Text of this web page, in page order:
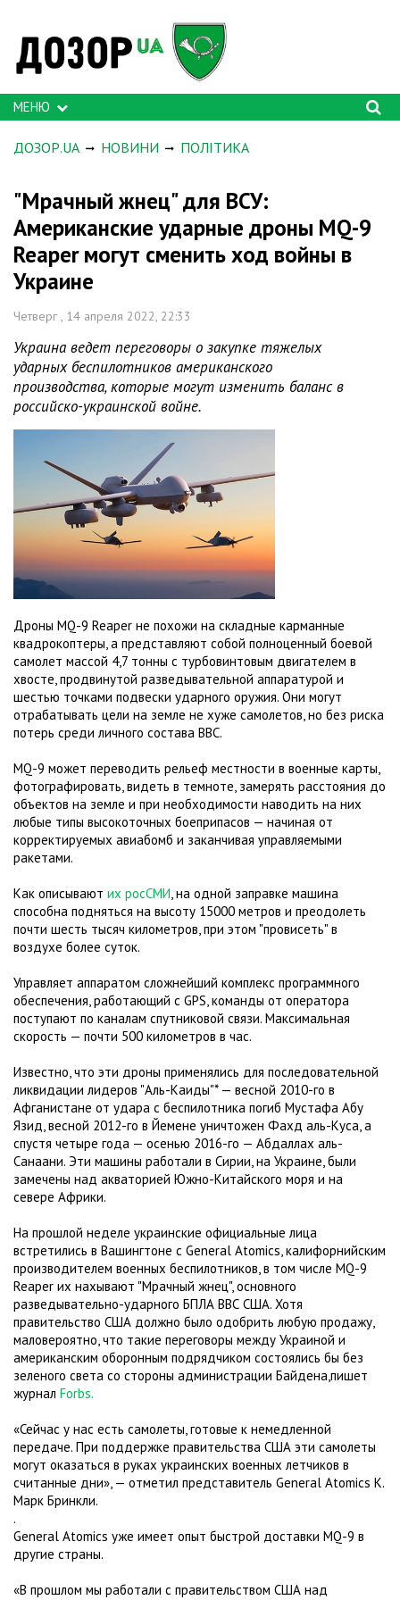
МЕНЮ
ДОЗОР.UA НОВИНИ ПОЛІТИКА
"Мрачный жнец" для ВСУ:
Американские ударные дроны MQ-9
Reaper могут сменить ход войны в
Украине
Четверг , 14 апреля 2022, 22:33
Украина ведет переговоры о закупке тяжелых
ударных беспилотников американского
производства, которые могут изменить баланс в
российско-украинской войне.
Дроны MQ-9 Reaper не похожи на складные карманные
квадрокоптеры, а представляют собой полноценный боевой
самолет массой 4,7 тонны с турбовинтовым двигателем в
хвосте, продвинутой разведывательной аппаратурой и
шестью точками подвески ударного оружия. Они могут
отрабатывать цели на земле не хуже самолетов, но без риска
потерь среди личного состава ВВС.
MQ-9 может переводить рельеф местности в военные карты,
фотографировать, видеть в темноте, замерять расстояния до
объектов на земле и при необходимости наводить на них
любые типы высокоточных боеприпасов — начиная от
корректируемых авиабомб и заканчивая управляемыми
ракетами.
Как описывают их росСМИ, на одной заправке машина
способна подняться на высоту 15000 метров и преодолеть
почти шесть тысяч километров, при этом "провисеть" в
воздухе более суток.
Управляет аппаратом сложнейший комплекс программного
обеспечения, работающий с GPS, команды от оператора
поступают по каналам спутниковой связи. Максимальная
скорость — почти 500 километров в час.
Известно, что эти дроны применялись для последовательной
ликвидации лидеров "Аль-Каиды"* — весной 2010-го в
Афганистане от удара с беспилотника погиб Мустафа Абу
Язид, весной 2012-го в Йемене уничтожен Фахд аль-Куса, а
спустя четыре года — осенью 2016-го — Абдаллах аль-
Санаани. Эти машины работали в Сирии, на Украине, были
замечены над акваторией Южно-Китайского моря и на
севере Африки.
На прошлой неделе украинские официальные лица
встретились в Вашингтоне с General Atomics, калифорнийским
производителем военных беспилотников, в том числе MQ-9
Reaper их нахывают "Мрачный жнец", основного
разведывательно-ударного БПЛА ВВС США. Хотя
правительство США должно было одобрить любую продажу,
маловероятно, что такие переговоры между Украиной и
американским оборонным подрядчиком состоялись бы без
зеленого света со стороны администрации Байдена,пишет
журнал Forbs.
«Сейчас у нас есть самолеты, готовые к немедленной
передаче. При поддержке правительства США эти самолеты
могут оказаться в руках украинских военных летчиков в
считанные дни», — отметил представитель General Atomics К.
Марк Бринкли.
.
General Atomics уже имеет опыт быстрой доставки MQ-9 в
другие страны.
«В прошлом мы работали с правительством США над